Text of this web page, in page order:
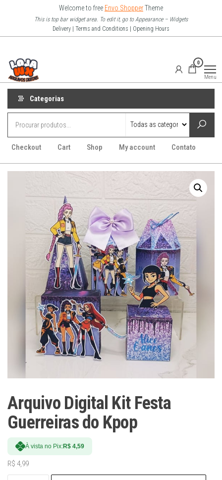
o
Welcome to free Envo ShopperTheme
This is top bar widget area. To edit it, go to Appearance – Widgets
Delivery | Terms and Conditions | Opening Hours
Arquivo
Digitais
0
Menu
Categorias
Checkout Cart Shop My account Contato
Arquivo Digital Kit Festa
Guerreiras do Kpop
À vista no Pix:R$ 4,59
R$ 4,99